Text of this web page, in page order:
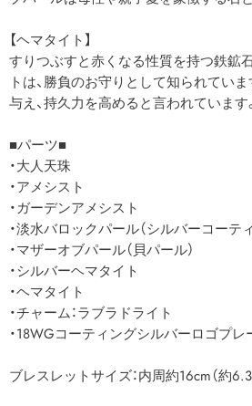
【ヘマタイト】
すりつぶすと赤くなる性質を持つ鉄鉱
トは、勝負のお守りとして知られてい
与え、持久力を高めると言われています
■パーツ■
・大人天珠
・アメシスト
・ガーデンアメシスト
・淡水バロックパール（シルバーコーテ
・マザーオブパール（貝パール）
・シルバーヘマタイト
・ヘマタイト
・チャーム：ラブラドライト
・18WGコーティングシルバーロゴプレ
ブレスレットサイズ：内周約16cm（約